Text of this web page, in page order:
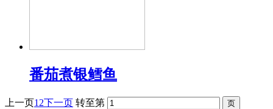
番茄煮银鳕鱼
上一页1 2下一页 转至第